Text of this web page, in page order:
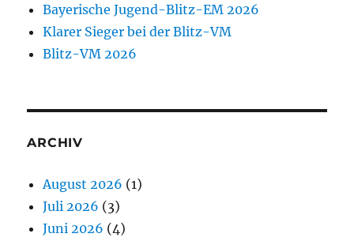
Bayerische Jugend-Blitz-EM 2026
Klarer Sieger bei der Blitz-VM
Blitz-VM 2026
ARCHIV
August 2026 (1)
Juli 2026 (3)
Juni 2026 (4)